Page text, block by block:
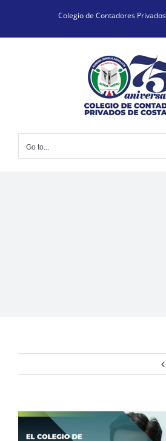
content
Colegio de Contadores
Go to...
View
Larger